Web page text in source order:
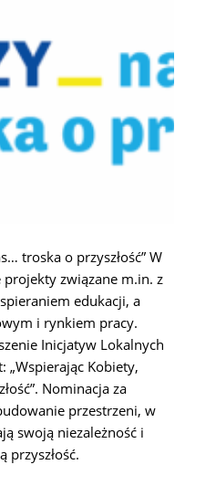
troska o przyszłość” W
związane m.in. z
edukacji, a
i rynkiem pracy.
Inicjatyw Lokalnych
„Wspierając Kobiety,
Nominacja za
przestrzeni, w
swoją niezależność i
przyszłość.